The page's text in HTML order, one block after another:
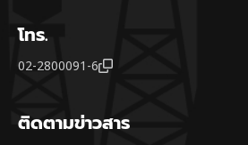
โทร.
02-2800091-6
ติดตามข่าวสาร